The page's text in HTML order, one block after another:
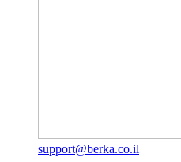
support@berka.co.il